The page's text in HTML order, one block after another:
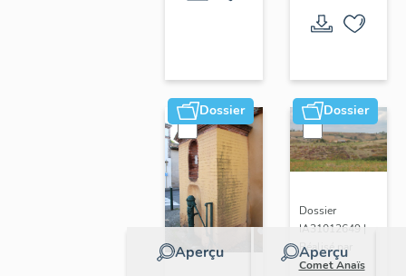
Dossier
Aperçu
Dossier
Aperçu
Dossier
IA31012649 |
Réalisé par
Comet Anaïs